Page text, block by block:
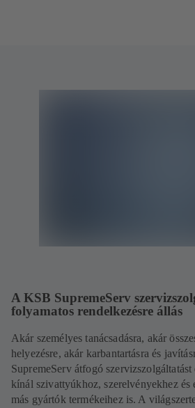
A KSB SupremeServ
folyamatos rendelkezésre állás
Akár személyes tanácsadásra, akár
helyezésre, akár karbantartásra és
SupremeServ átfogó
kínál szivattyúkhoz, szerelvényekhez és
más gyártók termékeihez is. A